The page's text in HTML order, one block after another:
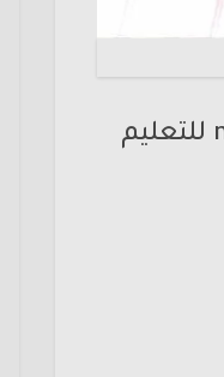
نقدم لكم جذاذات اللغة الفرنسية لمرجع mon petit train 5-6 ans للتعليم